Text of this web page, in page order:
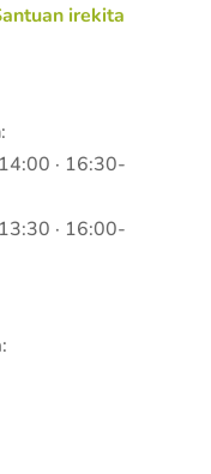
irekita
:
· 16:30-
· 16:00-
: